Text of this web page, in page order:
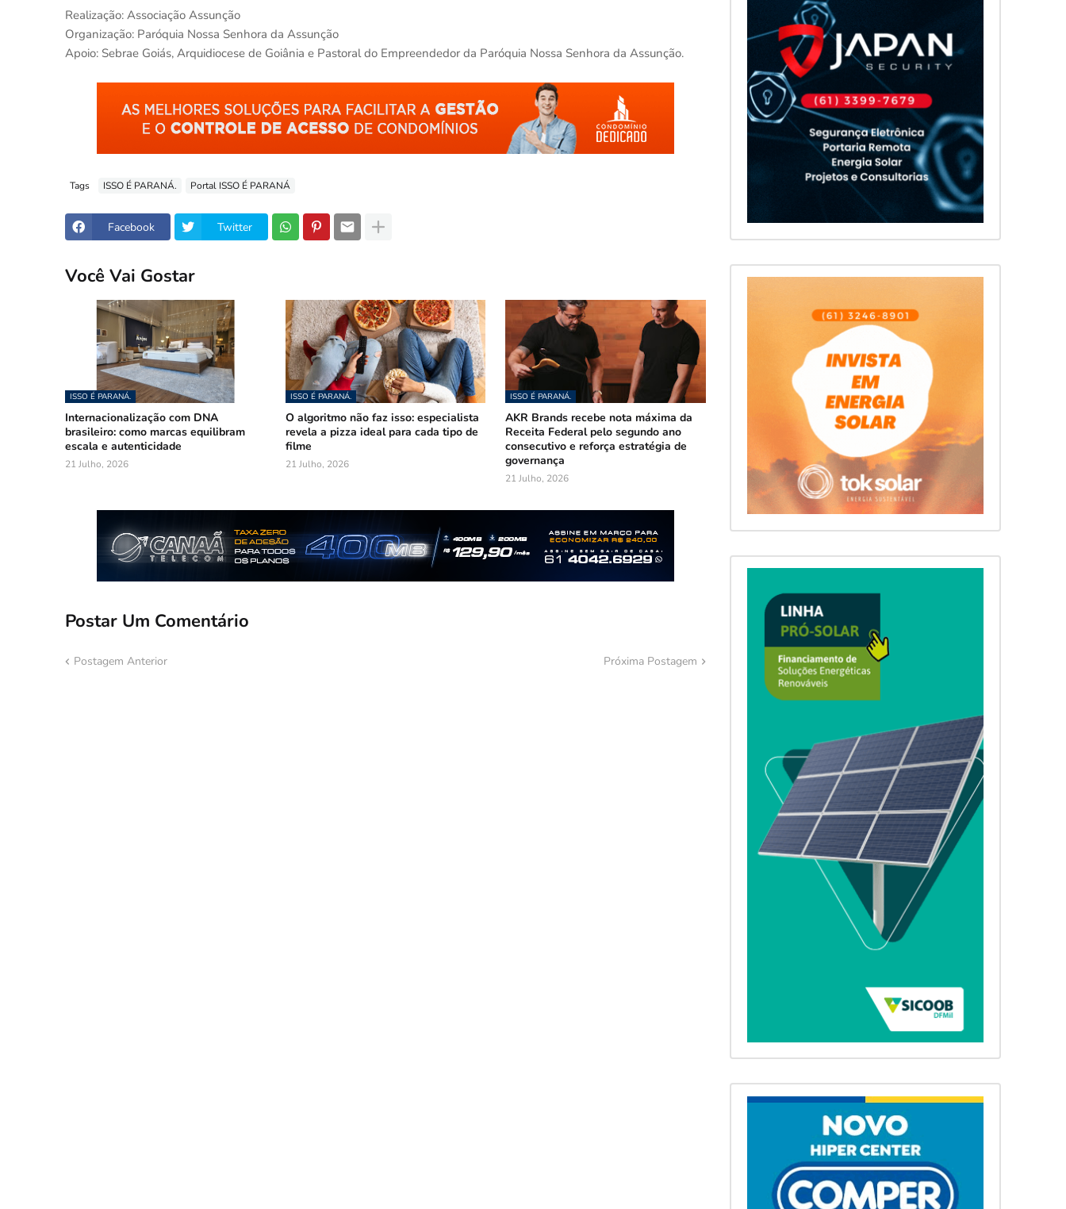
Realização: Associação Assunção
Organização: Paróquia Nossa Senhora da Assunção
Apoio: Sebrae Goiás, Arquidiocese de Goiânia e Pastoral do Empreendedor da Paróquia Nossa Senhora da Assunção.
Tags ISSO É PARANÁ. Portal ISSO É PARANÁ
Facebook Twitter
Você Vai Gostar
ISSO É PARANÁ.
Internacionalização com DNA
brasileiro: como marcas equilibram
escala e autenticidade
21 Julho, 2026
ISSO É PARANÁ.
O algoritmo não faz isso: especialista
revela a pizza ideal para cada tipo de
filme
21 Julho, 2026
ISSO É PARANÁ.
AKR Brands recebe nota máxima da
Receita Federal pelo segundo ano
consecutivo e reforça estratégia de
governança
21 Julho, 2026
Postar Um Comentário
Postagem Anterior Próxima Postagem